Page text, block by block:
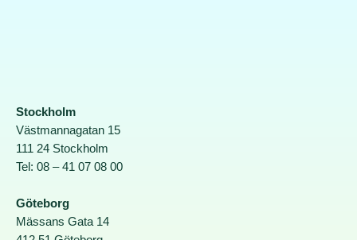
Stockholm
Västmannagatan 15
111 24 Stockholm
Tel: 08 – 41 07 08 00
Göteborg
Mässans Gata 14